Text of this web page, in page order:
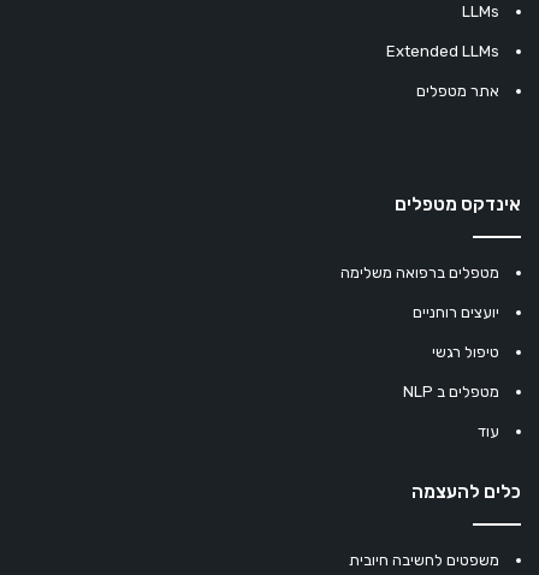
LLMs
Extended LLMs
אתר מטפלים
אינדקס מטפלים
מטפלים ברפואה משלימה
יועצים רוחניים
טיפול רגשי
מטפלים ב NLP
עוד
כלים להעצמה
משפטים לחשיבה חיובית